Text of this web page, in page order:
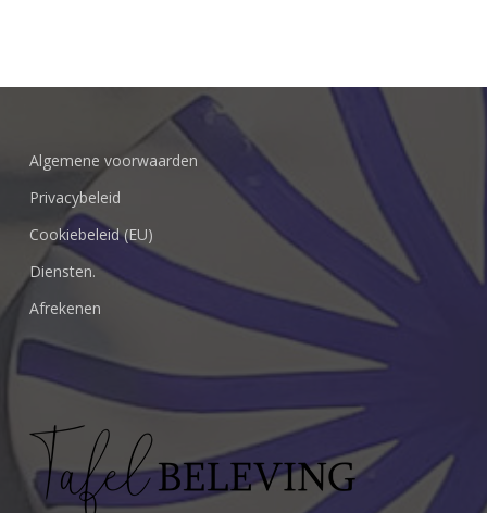
Algemene voorwaarden
Privacybeleid
Cookiebeleid (EU)
Diensten.
Afrekenen